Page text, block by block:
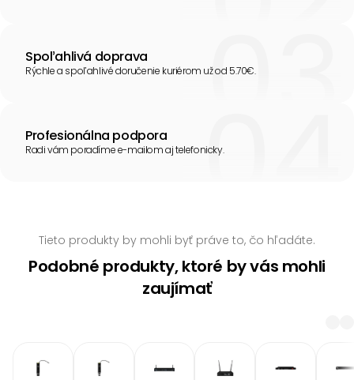
Spoľahlivá doprava
Rýchle a spoľahlivé doručenie kuriérom už od 5.70€.
Profesionálna podpora
Radi vám poradíme e-mailom aj telefonicky.
Tieto produkty by mohli byť práve to, čo hľadáte.
Podobné produkty, ktoré by vás mohli
zaujímať